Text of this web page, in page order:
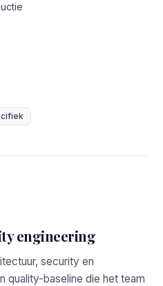
engineering
security en
quality-baseline die het team